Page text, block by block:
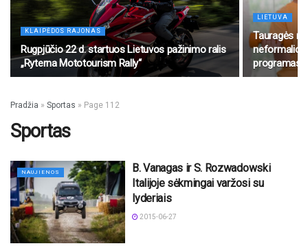
KLAIPĖDOS RAJONAS
Rugpjūčio 22 d. startuos Lietuvos pažinimo ralis
„Ryterna Mototourism Rally“
LIETUVA
Tauragės
programas
Pradžia » Sportas » Page 112
Sportas
NAUJIENOS
B. Vanagas ir S. Rozwadowski
Italijoje sėkmingai varžosi su
lyderiais
2015-06-27